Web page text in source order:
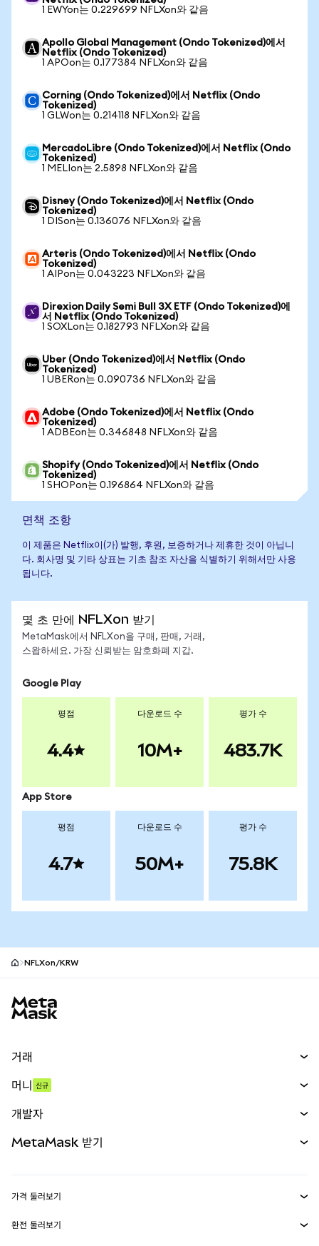
1 EWYon는 0.229699 NFLXon와 같음
Apollo Global Management (Ondo Tokenized)에서
Netflix (Ondo Tokenized)
1 APOon는 0.177384 NFLXon와 같음
Corning (Ondo Tokenized)에서 Netflix (Ondo
Tokenized)
1 GLWon는 0.214118 NFLXon와 같음
MercadoLibre (Ondo Tokenized)에서 Netflix (Ondo
Tokenized)
1 MELIon는 2.5898 NFLXon와 같음
Disney (Ondo Tokenized)에서 Netflix (Ondo
Tokenized)
1 DISon는 0.136076 NFLXon와 같음
Arteris (Ondo Tokenized)에서 Netflix (Ondo
Tokenized)
1 AIPon는 0.043223 NFLXon와 같음
Direxion Daily Semi Bull 3X ETF (Ondo Tokenized)에
서 Netflix (Ondo Tokenized)
1 SOXLon는 0.182793 NFLXon와 같음
Uber (Ondo Tokenized)에서 Netflix (Ondo
Tokenized)
1 UBERon는 0.090736 NFLXon와 같음
Adobe (Ondo Tokenized)에서 Netflix (Ondo
Tokenized)
1 ADBEon는 0.346848 NFLXon와 같음
Shopify (Ondo Tokenized)에서 Netflix (Ondo
Tokenized)
1 SHOPon는 0.196864 NFLXon와 같음
면책 조항
이 제품은 Netflix이(가) 발행, 후원, 보증하거나 제휴한 것이 아닙니
다. 회사명 및 기타 상표는 기초 참조 자산을 식별하기 위해서만 사용
됩니다.
몇 초 만에 NFLXon 받기
MetaMask에서 NFLXon을 구매, 판매, 거래,
스왑하세요. 가장 신뢰받는 암호화폐 지갑.
Google Play
평점
4.4
다운로드 수
10M+
평가 수
483.7K
App Store
평점
4.7
다운로드 수
50M+
평가 수
75.8K
NFLXon/KRW
거래
무기한 선물
실물자산
머니 신규
개발자
MetaMask Connect
MetaMask 받기
가격 둘러보기
이더리움 가격
환전 둘러보기